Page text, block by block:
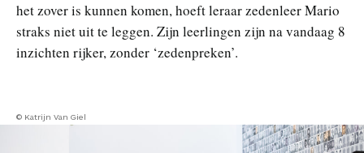
het zover is kunnen komen, hoeft leraar zedenleer Mario
straks niet uit te leggen. Zijn leerlingen zijn na vandaag 8
inzichten rijker, zonder ‘zedenpreken’.
© Katrijn Van Giel